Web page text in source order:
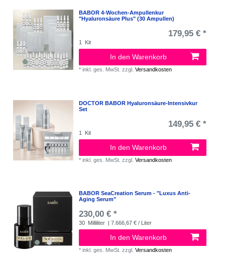
BABOR 4-Wochen-Ampullenkur
"Hyaluronsäure Plus" (30 Ampullen)
179,95 € *
1 Kit
In den Warenkorb
*inkl. ges. MwSt. zzgl.Versandkosten
DOCTOR BABOR Hyaluronsäure-Intensivkur
Set
149,95 € *
1 Kit
In den Warenkorb
*inkl. ges. MwSt. zzgl.Versandkosten
BABOR SeaCreation Serum - "Luxus Anti-
Aging Serum"
230,00 € *
30 Milliliter | 7.666,67 € / Liter
In den Warenkorb
*inkl. ges. MwSt. zzgl.Versandkosten